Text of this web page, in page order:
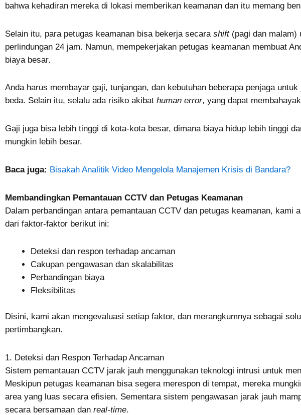
bahwa kehadiran mereka di lokasi memberikan keamanan dan itu memang
Selain itu, para petugas keamanan bisa bekerja secara shift(pagi dan malam)
perlindungan 24 jam. Namun, mempekerjakan petugas keamanan membuat
biaya besar.
Anda harus membayar gaji, tunjangan, dan kebutuhan beberapa penjaga untuk
beda. Selain itu, selalu ada risiko akibat human error, yang dapat
Gaji juga bisa lebih tinggi di kota-kota besar, dimana biaya hidup lebih tinggi
mungkin lebih besar.
Baca juga: Bisakah Analitik Video Mengelola Manajemen Krisis di Bandara?
Membandingkan Pemantauan CCTV dan Petugas Keamanan
Dalam perbandingan antara pemantauan CCTV dan petugas keamanan, kami
dari faktor-faktor berikut ini:
Deteksi dan respon terhadap ancaman
Cakupan pengawasan dan skalabilitas
Perbandingan biaya
Fleksibilitas
Disini, kami akan mengevaluasi setiap faktor, dan merangkumnya sebagai
pertimbangkan.
1. Deteksi dan Respon Terhadap Ancaman
Sistem pemantauan CCTV jarak jauh menggunakan teknologi intrusi untuk
Meskipun petugas keamanan bisa segera merespon di tempat, mereka
area yang luas secara efisien. Sementara sistem pengawasan jarak jauh
secara bersamaan dan real-time.